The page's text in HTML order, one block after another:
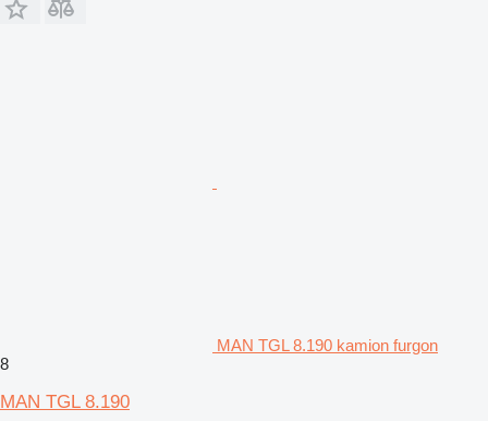
MAN TGL 8.190 kamion furgon
8
MAN TGL 8.190